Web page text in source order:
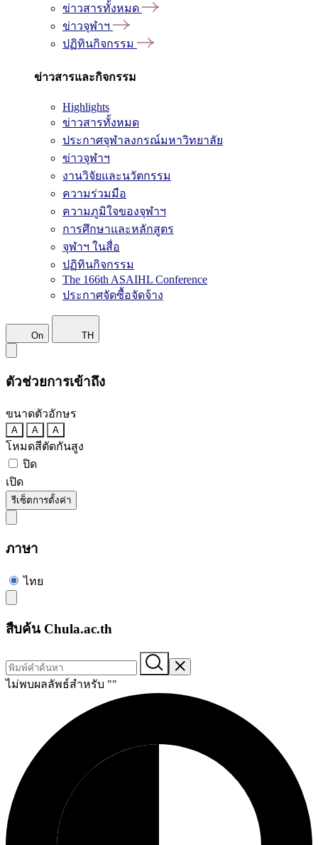
ข่าวสารทั้งหมด
ข่าวจุฬาฯ
ปฏิทินกิจกรรม
ข่าวสารและกิจกรรม
Highlights
ข่าวสารทั้งหมด
ประกาศจุฬาลงกรณ์มหาวิทยาลัย
ข่าวจุฬาฯ
งานวิจัยและนวัตกรรม
ความร่วมมือ
ความภูมิใจของจุฬาฯ
การศึกษาและหลักสูตร
จุฬาฯ ในสื่อ
ปฏิทินกิจกรรม
The 166th ASAIHL Conference
ประกาศจัดซื้อจัดจ้าง
On TH
ตัวช่วยการเข้าถึง
ขนาดตัวอักษร
A A A
โหมดสีตัดกันสูง
ปิด
เปิด
รีเซ็ตการตั้งค่า
ภาษา
ไทย
สืบค้น Chula.ac.th
ไม่พบผลลัพธ์สำหรับ ""